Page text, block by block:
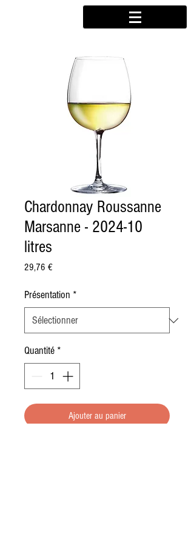
Chardonnay Roussanne
Marsanne - 2024-10
litres
29,76 €Prix
Présentation *
Quantité *
Ajouter au panier